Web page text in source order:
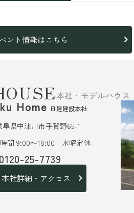
ント情報はこちら
本社・モデルハウス
Home 日建建設本社
阜県中津川市手賀野65-1
間 9:00～18:00 水曜定休
0120-25-7739
本社詳細・アクセス